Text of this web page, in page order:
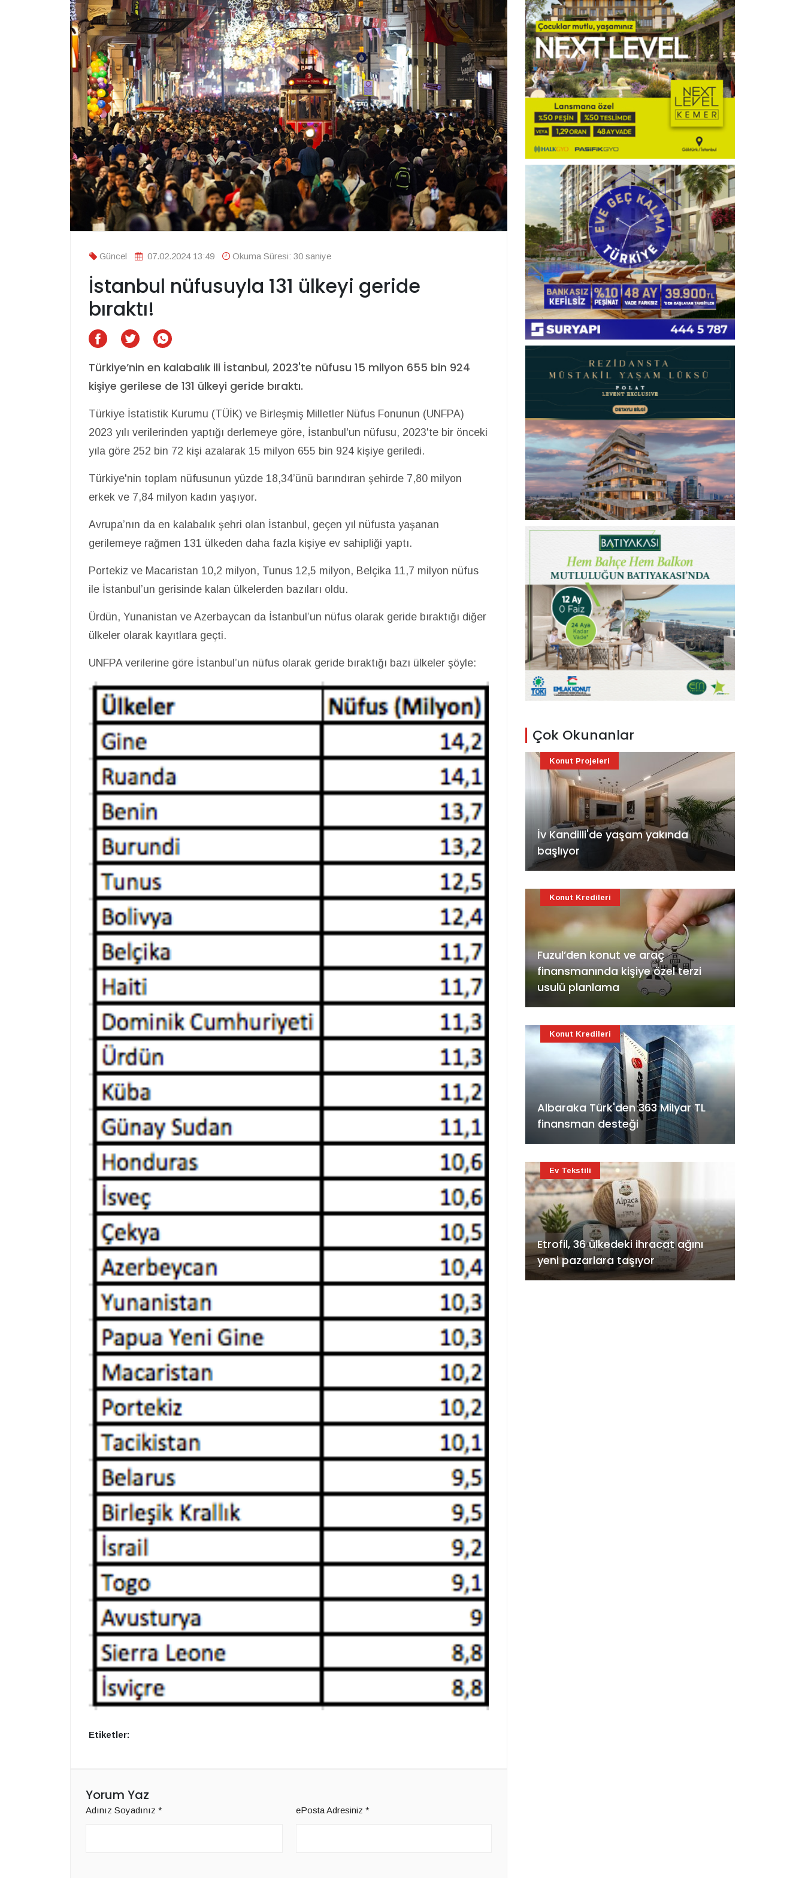
Güncel 07.02.2024 13:49 Okuma Süresi: 30 saniye
İstanbul nüfusuyla 131 ülkeyi geride
bıraktı!
Türkiye’nin en kalabalık ili İstanbul, 2023'te nüfusu 15 milyon 655 bin 924
kişiye gerilese de 131 ülkeyi geride bıraktı.
Türkiye İstatistik Kurumu (TÜİK) ve Birleşmiş Milletler Nüfus Fonunun (UNFPA)
2023 yılı verilerinden yaptığı derlemeye göre, İstanbul'un nüfusu, 2023'te bir önceki
yıla göre 252 bin 72 kişi azalarak 15 milyon 655 bin 924 kişiye geriledi.
Türkiye'nin toplam nüfusunun yüzde 18,34’ünü barındıran şehirde 7,80 milyon
erkek ve 7,84 milyon kadın yaşıyor.
Avrupa’nın da en kalabalık şehri olan İstanbul, geçen yıl nüfusta yaşanan
gerilemeye rağmen 131 ülkeden daha fazla kişiye ev sahipliği yaptı.
Portekiz ve Macaristan 10,2 milyon, Tunus 12,5 milyon, Belçika 11,7 milyon nüfus
ile İstanbul’un gerisinde kalan ülkelerden bazıları oldu.
Ürdün, Yunanistan ve Azerbaycan da İstanbul’un nüfus olarak geride bıraktığı diğer
ülkeler olarak kayıtlara geçti.
UNFPA verilerine göre İstanbul’un nüfus olarak geride bıraktığı bazı ülkeler şöyle:
Etiketler:
Yorum Yaz
Adınız Soyadınız * ePosta Adresiniz *
Çok Okunanlar
İv Kandilli'de yaşam yakında
başlıyor
Konut Projeleri
Fuzul’den konut ve araç
finansmanında kişiye özel terzi
usulü planlama
Konut Kredileri
Albaraka Türk'den 363 Milyar TL
finansman desteği
Konut Kredileri
Etrofil, 36 ülkedeki ihracat ağını
yeni pazarlara taşıyor
Ev Tekstili